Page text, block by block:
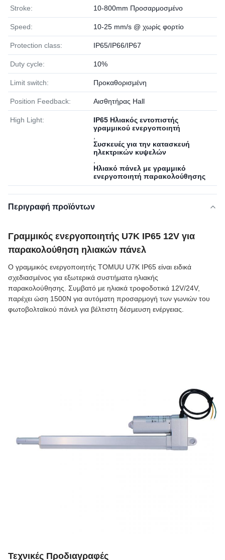
Stroke: 10-800mm Προσαρμοσμένο
Speed: 10-25 mm/s @ χωρίς φορτίο
Protection class: IP65/IP66/IP67
Duty cycle: 10%
Limit switch: Προκαθορισμένη
Position Feedback: Αισθητήρας Hall
High Light:
IP65 Ηλιακός εντοπιστής
γραμμικού ενεργοποιητή
Συσκευές για την κατασκευή
ηλεκτρικών κυψελών
Ηλιακό πάνελ με γραμμικό
ενεργοποιητή παρακολούθησης
Περιγραφή προϊόντων
Γραμμικός ενεργοποιητής U7K IP65 12V για
παρακολούθηση ηλιακών πάνελ
Ο γραμμικός ενεργοποιητής TOMUU U7K IP65 είναι ειδικά
σχεδιασμένος για εξωτερικά συστήματα ηλιακής
παρακολούθησης. Συμβατό με ηλιακά τροφοδοτικά 12V/24V,
παρέχει ώση 1500N για αυτόματη προσαρμογή των γωνιών του
φωτοβολταϊκού πάνελ για βέλτιστη δέσμευση ενέργειας.
Τεχνικές Προδιαγραφές